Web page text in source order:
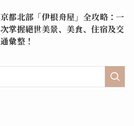
京都北部「伊根舟屋」全攻略：一
次掌握絕世美景、美食、住宿及交
通彙整！